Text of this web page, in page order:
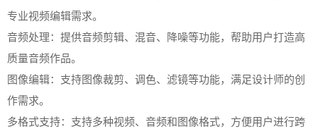
专业视频编辑需求。
音频处理：提供音频剪辑、混音、降噪等功能，帮助用户打造高
质量音频作品。
图像编辑：支持图像裁剪、调色、滤镜等功能，满足设计师的创
作需求。
多格式支持：支持多种视频、音频和图像格式，方便用户进行跨